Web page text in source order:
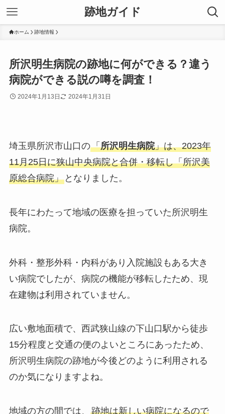
跡地ガイド
ホーム 跡地情報
所沢明生病院の跡地に何ができる？違う
病院ができる説の噂を調査！
2024年1月13日 2024年1月31日
埼玉県所沢市山口の「所沢明生病院」は、2023年
11月25日に狭山中央病院と合併・移転し「所沢美
原総合病院」となりました。
長年にわたって地域の医療を担っていた所沢明生
病院。
外科・整形外科・内科があり入院施設もある大き
い病院でしたが、病院の機能が移転したため、現
在建物は利用されていません。
広い敷地面積で、西武狭山線の下山口駅から徒歩
15分程度と交通の便のよいところにあったため、
所沢明生病院の跡地が今後どのように利用される
のか気になりますよね。
地域の方の間では、 跡地は新しい病院になるので